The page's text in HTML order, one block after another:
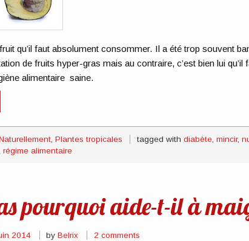
fruit qu’il faut absolument consommer. Il a été trop souvent
de fruits hyper-gras mais au contraire, c’est bien lui qu’il
alimentaire saine.
, Plantes tropicales tagged withdiabète,mincir,
régime alimentaire
pourquoi aide-t-il à
2014 byBelrix 2 comments